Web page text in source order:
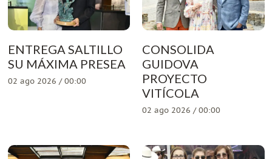
ENTREGA SALTILLO
SU MÁXIMA PRESEA
02 ago 2026 / 00:00
CONSOLIDA
GUIDOVA
PROYECTO
VITÍCOLA
02 ago 2026 / 00:00